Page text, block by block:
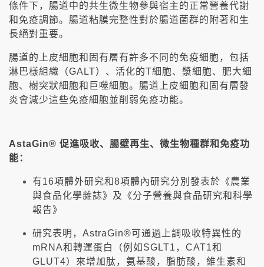
條件下，腸道中的共生微生物參與宿主的正常營養代謝
和免疫調節。腸道粘膜完整性對於腸道菌群的附著和生
長絕對重要。
腸道的上皮細胞和固有層有許多不同的免疫細胞，包括
淋巴樣組織（GALT）、活化的T細胞、漿細胞、肥大細
胞、樹突狀細胞和巨噬細胞。腸道上皮細胞和固有層發
炎會減少這些免疫細胞並削弱免疫功能。
AstaGin® 促進吸收、腸壁再生、微生物種群和免疫功
能：
有16項體外研究和8項體內研究分別發表於《農業
與食品化學雜誌》及《分子營養與食品研究和科學
報告》
研究表明，AstraGin®可通過上調吸收特異性的
mRNA和轉運蛋白（例如SGLT1，CAT1和
GLUT4）來增加肽，氨基酸，脂肪酸，維生素和